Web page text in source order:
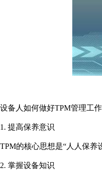
设备人如何做好TPM管理工
1. 提高保养意识
TPM的核心思想是“人人保
2. 掌握设备知识